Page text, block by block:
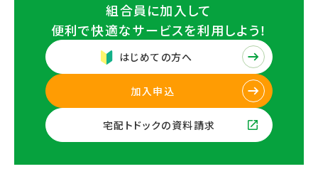
組合員に加入して
便利で快適なサービスを利用しよう！
はじめての方へ
加入申込
宅配トドックの資料請求